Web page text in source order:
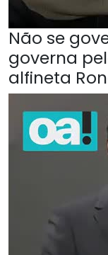
Não se
governa
alfineta